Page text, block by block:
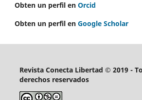
Obten un perfil en Orcid
Obten un perfil en Google Scholar
Revista Conecta Libertad © 2019 -
derechos reservados